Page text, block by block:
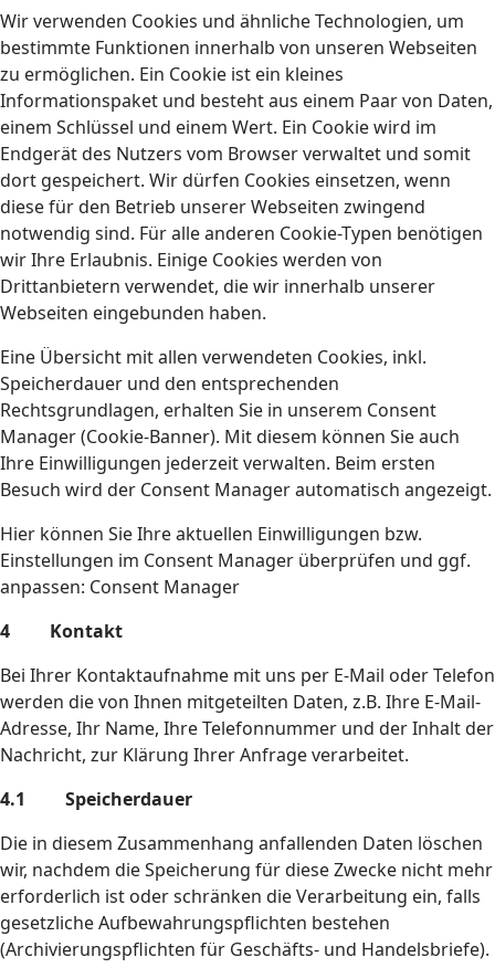
Wir verwenden Cookies und ähnliche Technologien, um
bestimmte Funktionen innerhalb von unseren Webseiten
zu ermöglichen. Ein Cookie ist ein kleines
Informationspaket und besteht aus einem Paar von Daten,
einem Schlüssel und einem Wert. Ein Cookie wird im
Endgerät des Nutzers vom Browser verwaltet und somit
dort gespeichert. Wir dürfen Cookies einsetzen, wenn
diese für den Betrieb unserer Webseiten zwingend
notwendig sind. Für alle anderen Cookie-Typen benötigen
wir Ihre Erlaubnis. Einige Cookies werden von
Drittanbietern verwendet, die wir innerhalb unserer
Webseiten eingebunden haben.
Eine Übersicht mit allen verwendeten Cookies, inkl.
Speicherdauer und den entsprechenden
Rechtsgrundlagen, erhalten Sie in unserem Consent
Manager (Cookie-Banner). Mit diesem können Sie auch
Ihre Einwilligungen jederzeit verwalten. Beim ersten
Besuch wird der Consent Manager automatisch angezeigt.
Hier können Sie Ihre aktuellen Einwilligungen bzw.
Einstellungen im Consent Manager überprüfen und ggf.
anpassen: Consent Manager
4 Kontakt
Bei Ihrer Kontaktaufnahme mit uns per E-Mail oder Telefon
werden die von Ihnen mitgeteilten Daten, z.B. Ihre E-Mail-
Adresse, Ihr Name, Ihre Telefonnummer und der Inhalt der
Nachricht, zur Klärung Ihrer Anfrage verarbeitet.
4.1 Speicherdauer
Die in diesem Zusammenhang anfallenden Daten löschen
wir, nachdem die Speicherung für diese Zwecke nicht mehr
erforderlich ist oder schränken die Verarbeitung ein, falls
gesetzliche Aufbewahrungspflichten bestehen
(Archivierungspflichten für Geschäfts- und Handelsbriefe).